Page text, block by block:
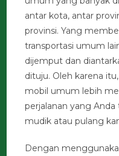
antar kota, antar
provinsi. Yang
transportasi umum
dijemput dan
dituju. Oleh karena
mobil umum lebih
perjalanan yang
mudik atau pulang
Dengan